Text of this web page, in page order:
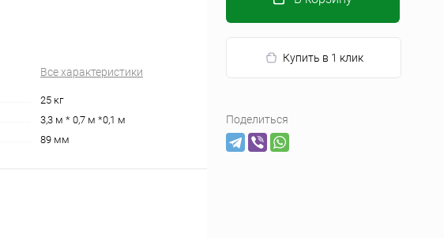
Все характеристики
25 кг
3,3 м * 0,7 м *0,1 м
89 мм
Купить в 1 клик
Поделиться